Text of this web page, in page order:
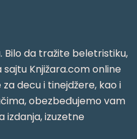
Bilo da tražite beletristiku,
Knjižara.com online
decu i tinejdžere, kao i
obezbeđujemo vam
izdanja, izuzetne